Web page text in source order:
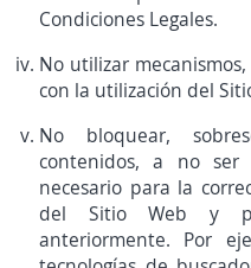
Condiciones Legales.
No utilizar
con la utilización del
No bloquear,
contenidos, a no ser
necesario para la
del Sitio Web y
anteriormente. Por